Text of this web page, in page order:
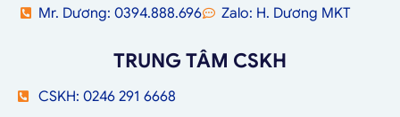
Mr. Dương: 0394.888.696 Zalo: H. Dương MKT
TRUNG TÂM CSKH
CSKH: 0246 291 6668